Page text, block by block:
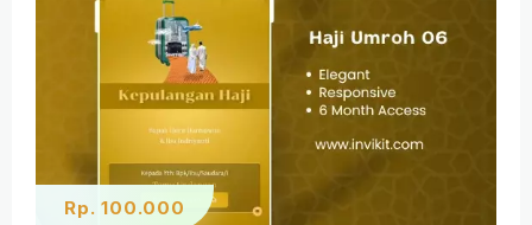
Rp. 100.000